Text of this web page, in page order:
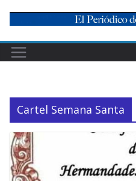
content
Cartel Semana Santa